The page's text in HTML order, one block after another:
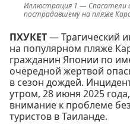
пострадавшему на пляже
ПХУКЕТ— Трагический
на популярном пляже
гражданин Японии по
очередной жертвой
в сезон дождей.
утром, 28 июня 2025
внимание к проблеме
туристов в Таиланде.